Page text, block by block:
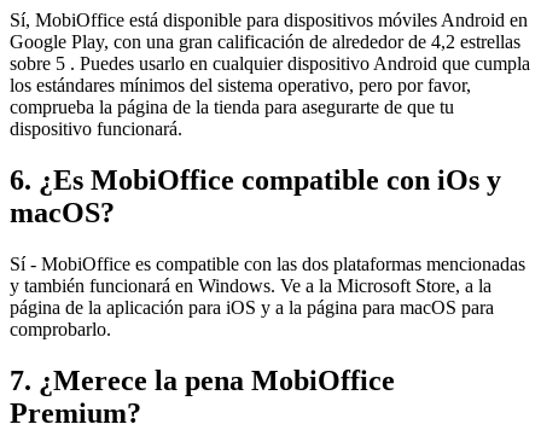
Sí, MobiOffice está disponible para dispositivos móviles Android en
Google Play, con una gran calificación de alrededor de 4,2 estrellas
sobre 5 . Puedes usarlo en cualquier dispositivo Android que cumpla
los estándares mínimos del sistema operativo, pero por favor,
comprueba la página de la tienda para asegurarte de que tu
dispositivo funcionará.
6. ¿Es MobiOffice compatible con iOs y
macOS?
Sí - MobiOffice es compatible con las dos plataformas mencionadas
y también funcionará en Windows. Ve a la Microsoft Store, a la
página de la aplicación para iOS y a la página para macOS para
comprobarlo.
7. ¿Merece la pena MobiOffice
Premium?